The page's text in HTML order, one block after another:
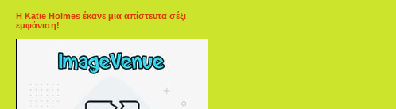
Η Katie Holmes έκανε μια απίστευτα σέξι
εμφάνιση!